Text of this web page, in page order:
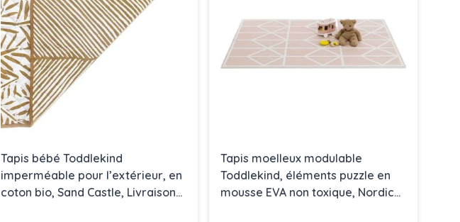
Tapis bébé Toddlekind
imperméable pour l’extérieur, en
coton bio, Sand Castle, Livraison
Tapis moelleux modulable
Toddlekind, éléments puzzle en
mousse EVA non toxique, Nordic